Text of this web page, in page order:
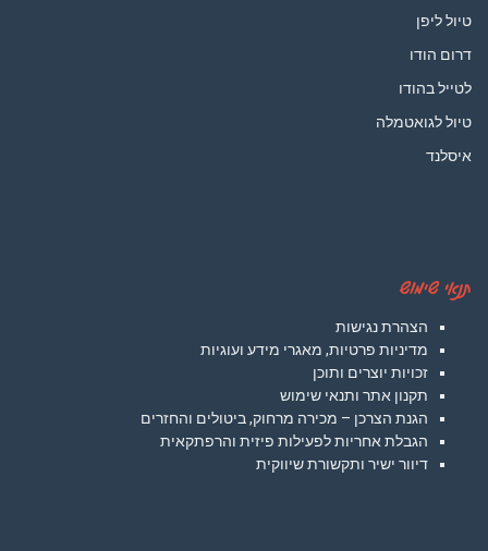
טיול ליפן
דרום הודו
לטייל בהודו
טיול לגואטמלה
איסלנד
תנאי שימוש
הצהרת נגישות
מדיניות פרטיות, מאגרי מידע ועוגיות
זכויות יוצרים ותוכן
תקנון אתר ותנאי שימוש
הגנת הצרכן – מכירה מרחוק, ביטולים והחזרים
הגבלת אחריות לפעילות פיזית והרפתקאית
דיוור ישיר ותקשורת שיווקית